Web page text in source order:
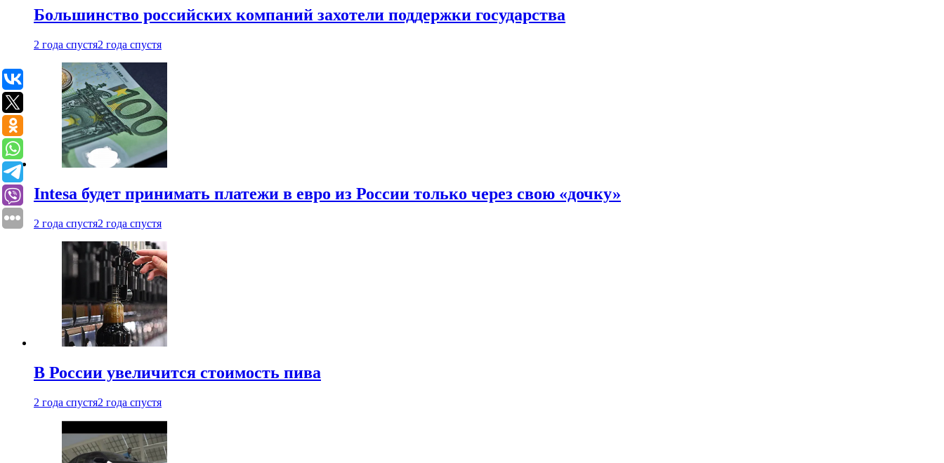
Большинство российских компаний захотели поддержки государства
2 года спустя2 года спустя
Intesa будет принимать платежи в евро из России только через свою «дочку»
2 года спустя2 года спустя
В России увеличится стоимость пива
2 года спустя2 года спустя